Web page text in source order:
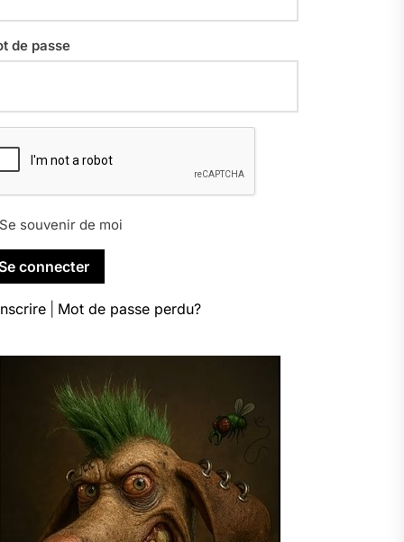
de passe
Se souvenir de moi
Mot de passe perdu?